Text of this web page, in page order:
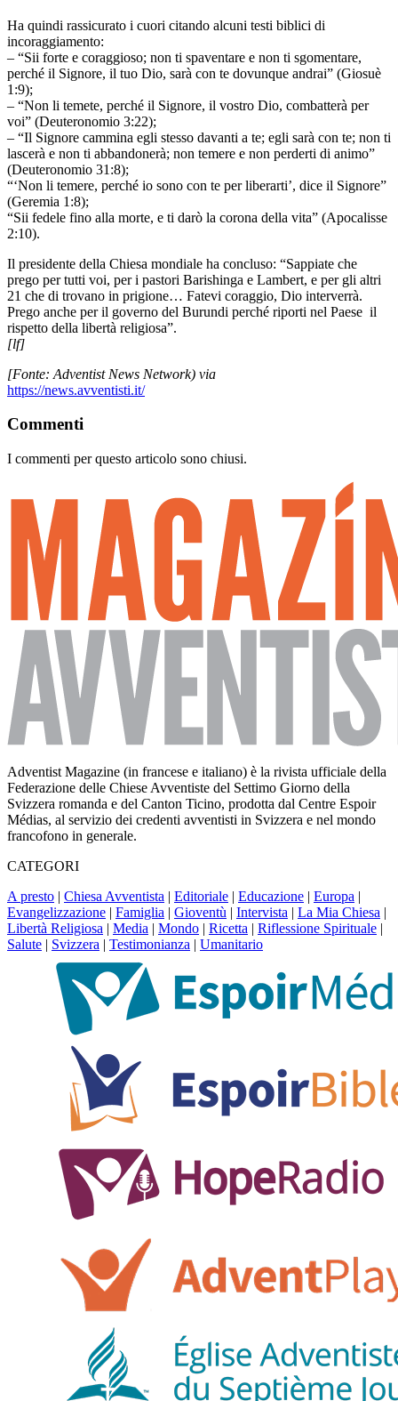
Ha quindi rassicurato i cuori citando alcuni testi biblici di
incoraggiamento:
– “Sii forte e coraggioso; non ti spaventare e non ti sgomentare,
perché il Signore, il tuo Dio, sarà con te dovunque andrai” (Giosuè
1:9);
– “Non li temete, perché il Signore, il vostro Dio, combatterà per
voi” (Deuteronomio 3:22);
– “Il Signore cammina egli stesso davanti a te; egli sarà con te; non ti
lascerà e non ti abbandonerà; non temere e non perderti di animo”
(Deuteronomio 31:8);
“‘Non li temere, perché io sono con te per liberarti’, dice il Signore”
(Geremia 1:8);
“Sii fedele fino alla morte, e ti darò la corona della vita” (Apocalisse
2:10).
Il presidente della Chiesa mondiale ha concluso: “Sappiate che
prego per tutti voi, per i pastori Barishinga e Lambert, e per gli altri
21 che di trovano in prigione… Fatevi coraggio, Dio interverrà.
Prego anche per il governo del Burundi perché riporti nel Paese il
rispetto della libertà religiosa”.
[lf]
[Fonte: Adventist News Network) via
https://news.avventisti.it/
Commenti
I commenti per questo articolo sono chiusi.
Adventist Magazine (in francese e italiano) è la rivista ufficiale della
Federazione delle Chiese Avventiste del Settimo Giorno della
Svizzera romanda e del Canton Ticino, prodotta dal Centre Espoir
Médias, al servizio dei credenti avventisti in Svizzera e nel mondo
francofono in generale.
CATEGORI
A presto | Chiesa Avventista | Editoriale | Educazione | Europa |
Evangelizzazione | Famiglia | Gioventù | Intervista | La Mia Chiesa |
Libertà Religiosa | Media | Mondo | Ricetta | Riflessione Spirituale |
Salute | Svizzera | Testimonianza | Umanitario